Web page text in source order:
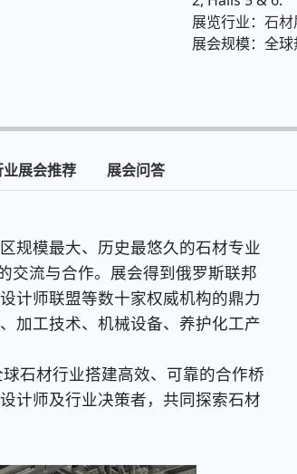
展览行业： 石材
展会规模：全
业展会推荐 展会问答
规模最大、历史最悠久的石材专业
交流与合作。展会得到俄罗斯联邦
计师联盟等数十家权威机构的鼎力
加工技术、机械设备、养护化工产
石材行业搭建高效、可靠的合作桥
计师及行业决策者，共同探索石材